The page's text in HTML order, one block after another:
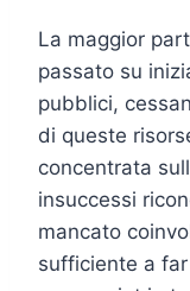
La maggior
passato su
pubblici,
di queste
concentrata
insuccessi
mancato
sufficiente a